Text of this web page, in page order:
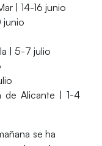
| 14-16 junio
junio
| 5-7 julio
de Alicante | 1-4
se ha